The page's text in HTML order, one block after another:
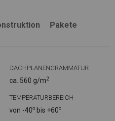
Pakete
DACHPLANENGRAMMATUR
ca. 560 g/m2
TEMPERATURBEREICH
von -40o bis +60o